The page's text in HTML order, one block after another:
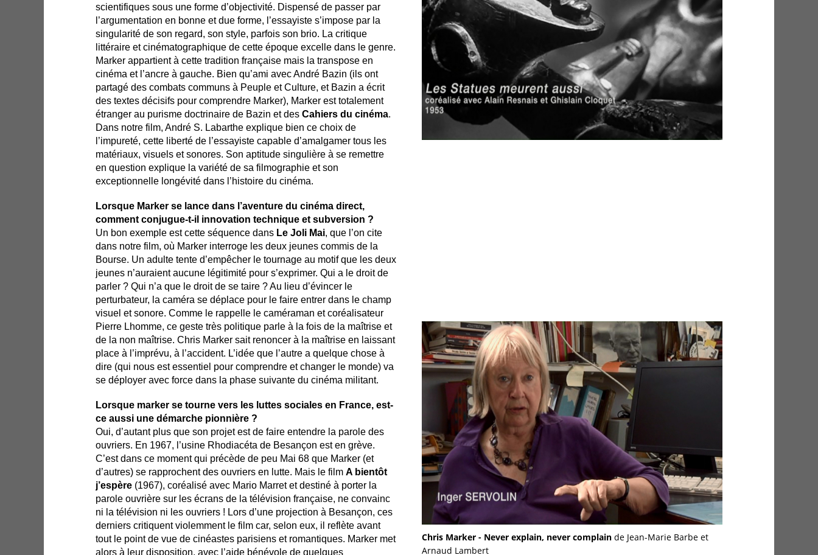
scientifiques sous une forme d’objectivité. Dispensé de passer par
l’argumentation en bonne et due forme, l’essayiste s’impose par la
singularité de son regard, son style, parfois son brio. La critique
littéraire et cinématographique de cette époque excelle dans le genre.
Marker appartient à cette tradition française mais la transpose en
cinéma et l’ancre à gauche. Bien qu’ami avec André Bazin (ils ont
partagé des combats communs à Peuple et Culture, et Bazin a écrit
des textes décisifs pour comprendre Marker), Marker est totalement
étranger au purisme doctrinaire de Bazin et des Cahiers du cinéma.
Dans notre film, André S. Labarthe explique bien ce choix de
l’impureté, cette liberté de l’essayiste capable d’amalgamer tous les
matériaux, visuels et sonores. Son aptitude singulière à se remettre
en question explique la variété de sa filmographie et son
exceptionnelle longévité dans l’histoire du cinéma.
Lorsque Marker se lance dans l’aventure du cinéma direct,
comment conjugue-t-il innovation technique et subversion ?
Un bon exemple est cette séquence dans Le Joli Mai, que l’on cite
dans notre film, où Marker interroge les deux jeunes commis de la
Bourse. Un adulte tente d’empêcher le tournage au motif que les deux
jeunes n’auraient aucune légitimité pour s’exprimer. Qui a le droit de
parler ? Qui n’a que le droit de se taire ? Au lieu d’évincer le
perturbateur, la caméra se déplace pour le faire entrer dans le champ
visuel et sonore. Comme le rappelle le caméraman et coréalisateur
Pierre Lhomme, ce geste très politique parle à la fois de la maîtrise et
de la non maîtrise. Chris Marker sait renoncer à la maîtrise en laissant
place à l’imprévu, à l’accident. L’idée que l’autre a quelque chose à
dire (qui nous est essentiel pour comprendre et changer le monde) va
se déployer avec force dans la phase suivante du cinéma militant.
Lorsque marker se tourne vers les luttes sociales en France, est-
ce aussi une démarche pionnière ?
Oui, d’autant plus que son projet est de faire entendre la parole des
ouvriers. En 1967, l’usine Rhodiacéta de Besançon est en grève.
C’est dans ce moment qui précède de peu Mai 68 que Marker (et
d’autres) se rapprochent des ouvriers en lutte. Mais le film A bientôt
j’espère (1967), coréalisé avec Mario Marret et destiné à porter la
parole ouvrière sur les écrans de la télévision française, ne convainc
ni la télévision ni les ouvriers ! Lors d’une projection à Besançon, ces
derniers critiquent violemment le film car, selon eux, il reflète avant
tout le point de vue de cinéastes parisiens et romantiques. Marker met
alors à leur disposition, avec l’aide bénévole de quelques
Chris Marker - Never explain, never complainde Jean-Marie Barbe et
Arnaud Lambert